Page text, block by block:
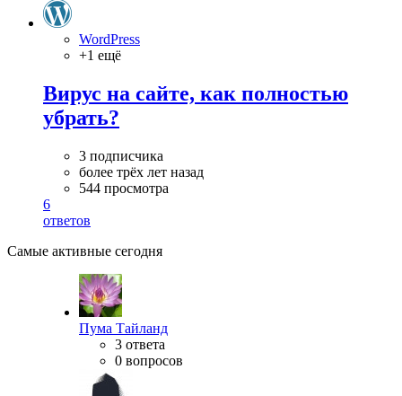
WordPress
+1 ещё
Вирус на сайте, как полностью
убрать?
3 подписчика
более трёх лет назад
544 просмотра
6
ответов
Самые активные сегодня
Пума Тайланд
3 ответа
0 вопросов